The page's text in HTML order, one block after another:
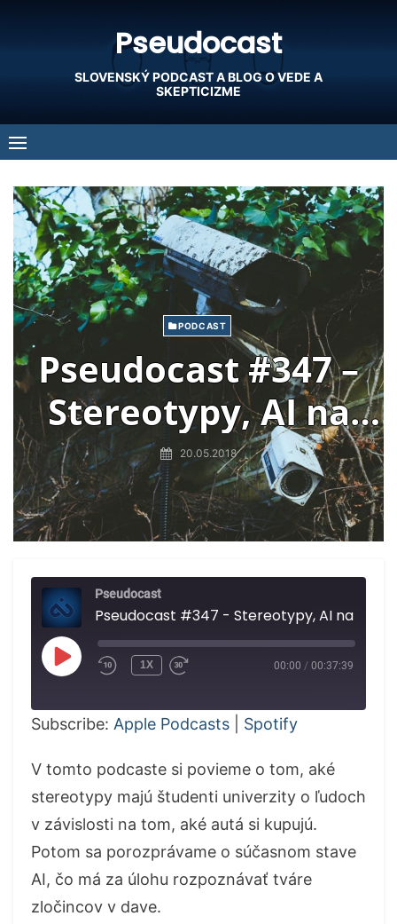
Pseudocast
SLOVENSKÝ PODCAST A BLOG O VEDE A
SKEPTICIZME
PODCAST
Pseudocast #347 –
Stereotypy, AI na
rozpoznávanie tvárí
20.05.2018
Pseudocast
PLAY
EPISODE
1X 00:00 / 00:37:39
Subscribe: Apple Podcasts Spotify
V tomto podcaste si povieme o tom, aké
stereotypy majú študenti univerzity o ľudoch
v závislosti na tom, aké autá si kupujú.
Potom sa porozprávame o súčasnom stave
AI, čo má za úlohu rozpoznávať tváre
zločincov v dave.